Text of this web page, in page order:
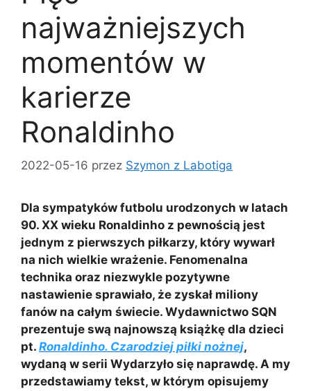
najważniejszych
momentów w
karierze
Ronaldinho
2022-05-16 przez Szymon z Labotiga
Dla sympatyków futbolu urodzonych w latach
90. XX wieku Ronaldinho z pewnością jest
jednym z pierwszych piłkarzy, który wywarł
na nich wielkie wrażenie. Fenomenalna
technika oraz niezwykle pozytywne
nastawienie sprawiało, że zyskał miliony
fanów na całym świecie. Wydawnictwo SQN
prezentuje swą najnowszą książkę dla dzieci
pt. Ronaldinho. Czarodziej piłki nożnej,
wydaną w serii Wydarzyło się naprawdę. A my
przedstawiamy tekst, w którym opisujemy